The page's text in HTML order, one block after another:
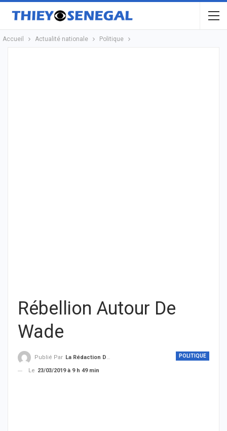
Accueil Actualité nationale Politique
Rébellion Autour De
Wade
POLITIQUE
Publié Par La Rédaction De THIEYSENEGAL.com
Le 23/03/2019 à 9 h 49 min